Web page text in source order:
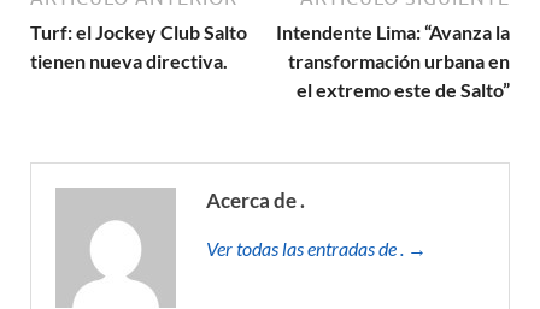
Turf: el Jockey Club Salto
tienen nueva directiva.
Intendente Lima: “Avanza la
transformación urbana en
el extremo este de Salto”
Acerca de .
Ver todas las entradas de . →